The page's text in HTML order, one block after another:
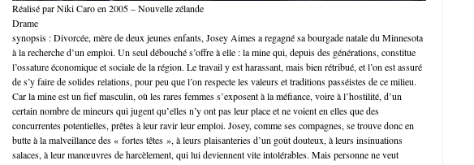
Réalisé par Niki Caro en 2005 – Nouvelle zélande
Drame
synopsis : Divorcée, mère de deux jeunes enfants, Josey Aimes a regagné sa bourgade natale du Minnesota
à la recherche d’un emploi. Un seul débouché s’offre à elle : la mine qui, depuis des générations, constitue
l’ossature économique et sociale de la région. Le travail y est harassant, mais bien rétribué, et l’on est assuré
de s’y faire de solides relations, pour peu que l’on respecte les valeurs et traditions passéistes de ce milieu.
Car la mine est un fief masculin, où les rares femmes s’exposent à la méfiance, voire à l’hostilité, d’un
certain nombre de mineurs qui jugent qu’elles n’y ont pas leur place et ne voient en elles que des
concurrentes potentielles, prêtes à leur ravir leur emploi. Josey, comme ses compagnes, se trouve donc en
butte à la malveillance des « fortes têtes », à leurs plaisanteries d’un goût douteux, à leurs insinuations
salaces, à leur manœuvres de harcèlement, qui lui deviennent vite intolérables. Mais personne ne veut